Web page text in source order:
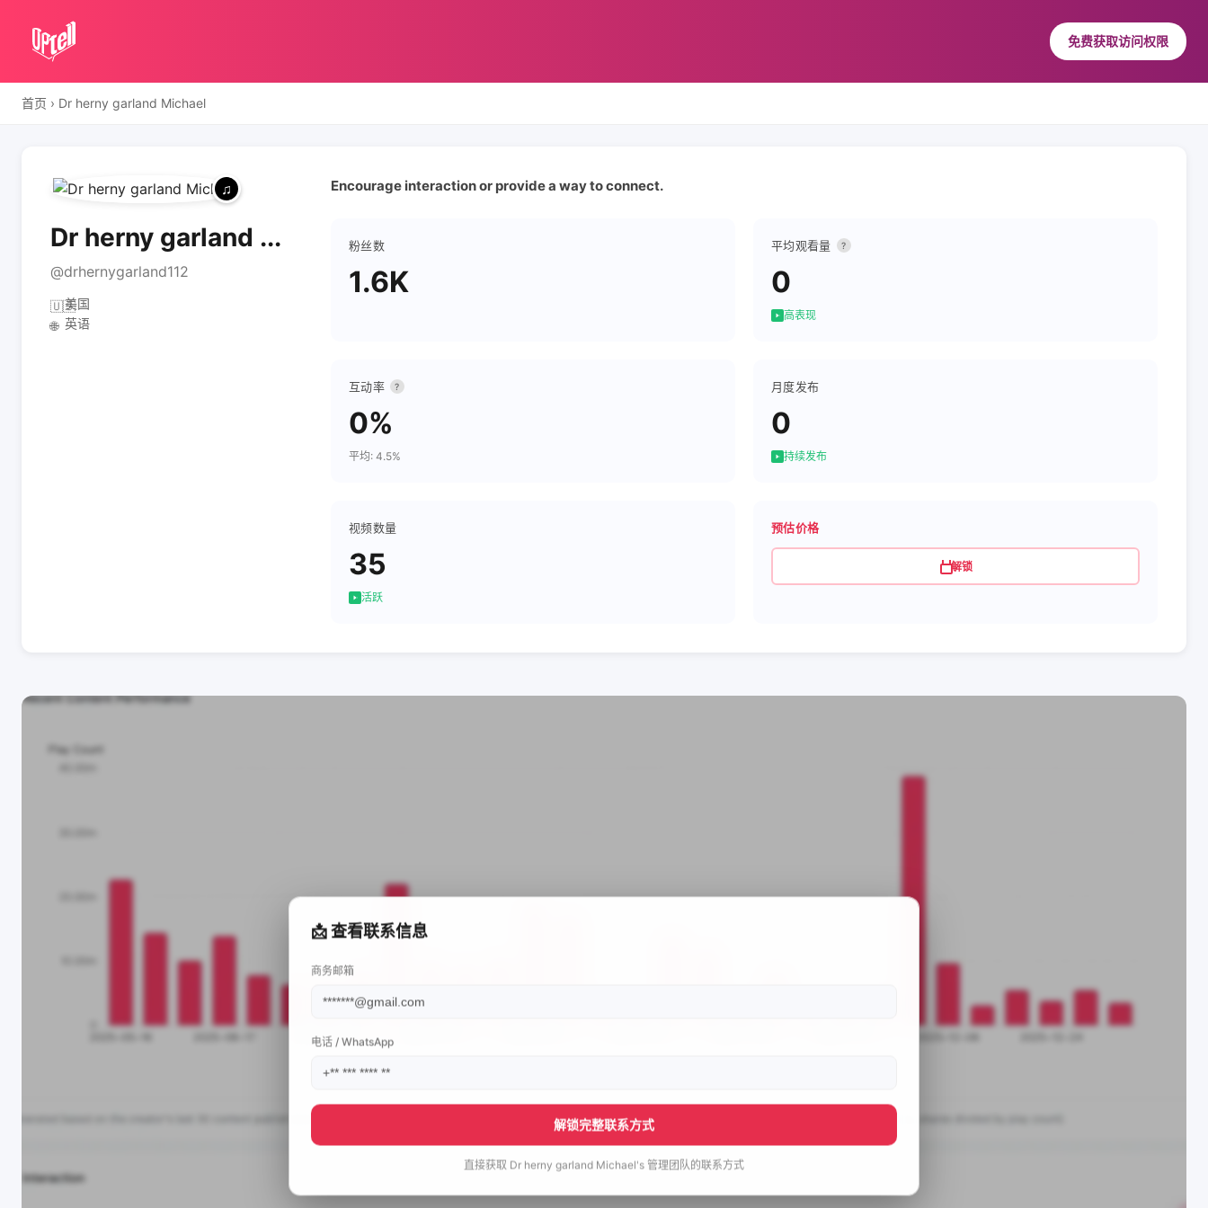
免费获取访问权限
首页 › Dr herny garland Michael
Dr herny garland ...
@drhernygarland112
🇺🇸美国
🌐 英语
Encourage interaction or provide a way to connect.
粉丝数
1.6K
平均观看量 ?
0
高表现
互动率 ?
0%
平均: 4.5%
月度发布
0
持续发布
视频数量
35
活跃
预估价格
解锁
📩 查看联系信息
商务邮箱
电话 / WhatsApp
解锁完整联系方式
直接获取 Dr herny garland Michael's 管理团队的联系方式